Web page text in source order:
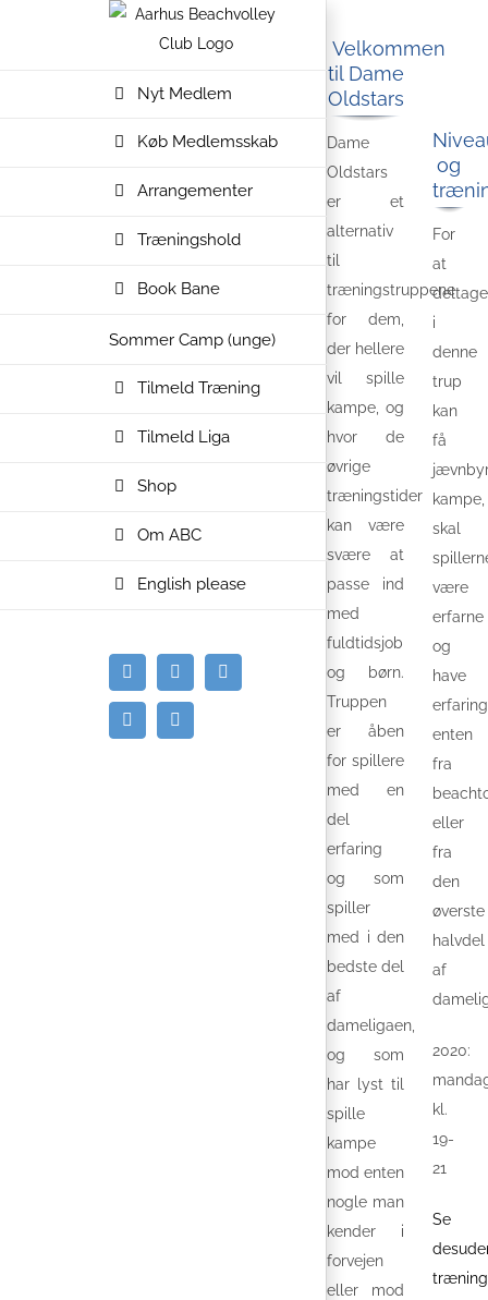
Nyt Medlem
Køb Medlemsskab
Arrangementer
Træningshold
Book Bane
Sommer Camp (unge)
Tilmeld Træning
Tilmeld Liga
Shop
Om ABC
English please
E-
mail
FacebookInstagram
SpotifyYouTube
Velkommen
til Dame
Oldstars
Dame
Oldstars
er et
alternativ
til
træningstruppene
for dem,
der hellere
vil spille
kampe, og
hvor de
øvrige
træningstider
kan være
svære at
passe ind
med
fuldtidsjob
og børn.
Truppen
er åben
for spillere
med en
del
erfaring
og som
spiller
med i den
bedste del
af
dameligaen,
og som
har lyst til
spille
kampe
mod enten
nogle man
kender i
forvejen
eller mod
og
For
at
i
denne
trup
kan
få
kampe,
skal
være
erfarne
og
have
erfaring
enten
fra
eller
fra
den
øverste
halvdel
af
2020:
kl.
19-
21
Se